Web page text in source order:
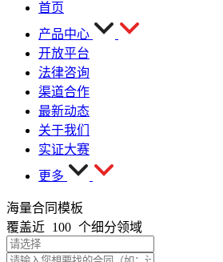
首页
产品中心
开放平台
法律咨询
渠道合作
最新动态
关于我们
实证大赛
更多
海量合同模板
覆盖近 100 个细分领域